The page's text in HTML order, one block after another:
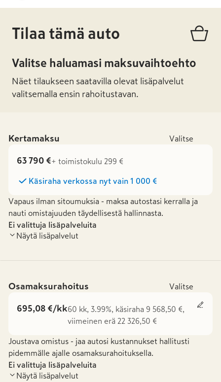
Tilaa tämä auto
Valitse haluamasi maksuvaihtoehto
Näet tilaukseen saatavilla olevat lisäpalvelut
valitsemalla ensin rahoitustavan.
Kertamaksu Valitse
63 790 €+ toimistokulu 299 €
Käsiraha verkossa nyt vain 1 000 €
Vapaus ilman sitoumuksia - maksa autostasi kerralla ja
nauti omistajuuden täydellisestä hallinnasta.
Ei valittuja lisäpalveluita
Näytä lisäpalvelut
Osamaksurahoitus Valitse
695,08 €/kk60 kk, 3.99%, käsiraha 9 568,50 €,
viimeinen erä 22 326,50 €
Joustava omistus - jaa autosi kustannukset hallitusti
pidemmälle ajalle osamaksurahoituksella.
Ei valittuja lisäpalveluita
Näytä lisäpalvelut